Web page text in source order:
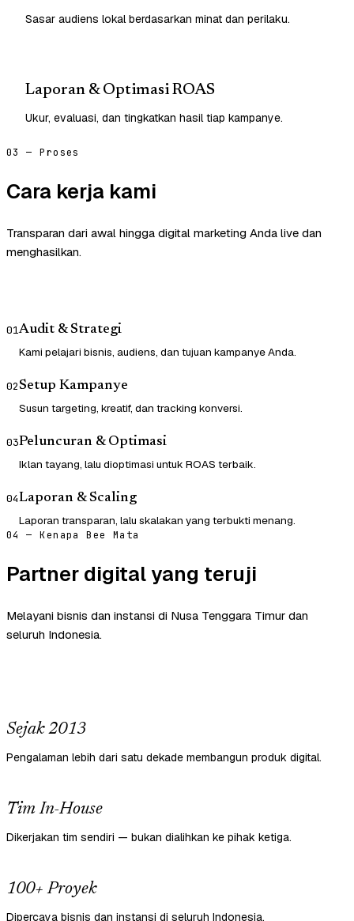
Sasar audiens lokal berdasarkan minat dan perilaku.
Laporan & Optimasi ROAS
Ukur, evaluasi, dan tingkatkan hasil tiap kampanye.
03 — Proses
Cara kerja kami
Transparan dari awal hingga digital marketing Anda live dan
menghasilkan.
01Audit & Strategi
Kami pelajari bisnis, audiens, dan tujuan kampanye Anda.
02Setup Kampanye
Susun targeting, kreatif, dan tracking konversi.
03Peluncuran & Optimasi
Iklan tayang, lalu dioptimasi untuk ROAS terbaik.
04Laporan & Scaling
Laporan transparan, lalu skalakan yang terbukti menang.
04 — Kenapa Bee Mata
Partner digital yang teruji
Melayani bisnis dan instansi di Nusa Tenggara Timur dan
seluruh Indonesia.
Sejak 2013
Pengalaman lebih dari satu dekade membangun produk digital.
Tim In-House
Dikerjakan tim sendiri — bukan dialihkan ke pihak ketiga.
100+ Proyek
Dipercaya bisnis dan instansi di seluruh Indonesia.